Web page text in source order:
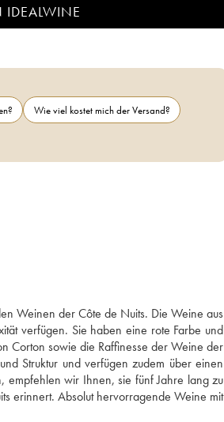
IDEALWINE
Wie viel kostet mich der Versand?
Weinen der Côte de Nuits. Die Weine aus
verfügen. Sie haben eine rote Farbe und
Corton sowie die Raffinesse der Weine der
Struktur und verfügen zudem über einen
empfehlen wir Ihnen, sie fünf Jahre lang zu
erinnert. Absolut hervorragende Weine mit